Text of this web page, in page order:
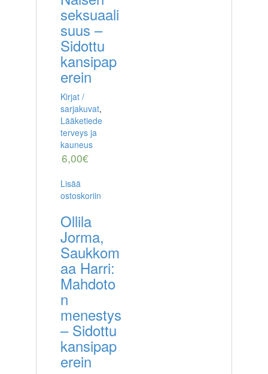
seksuaali
suus –
Sidottu
kansipap
erein
Kirjat /
sarjakuvat,
Lääketiede
terveys ja
kauneus
6,00€
Lisää
ostoskoriin
Ollila
Jorma,
Saukkom
aa Harri:
Mahdoto
n
menestys
– Sidottu
kansipap
erein